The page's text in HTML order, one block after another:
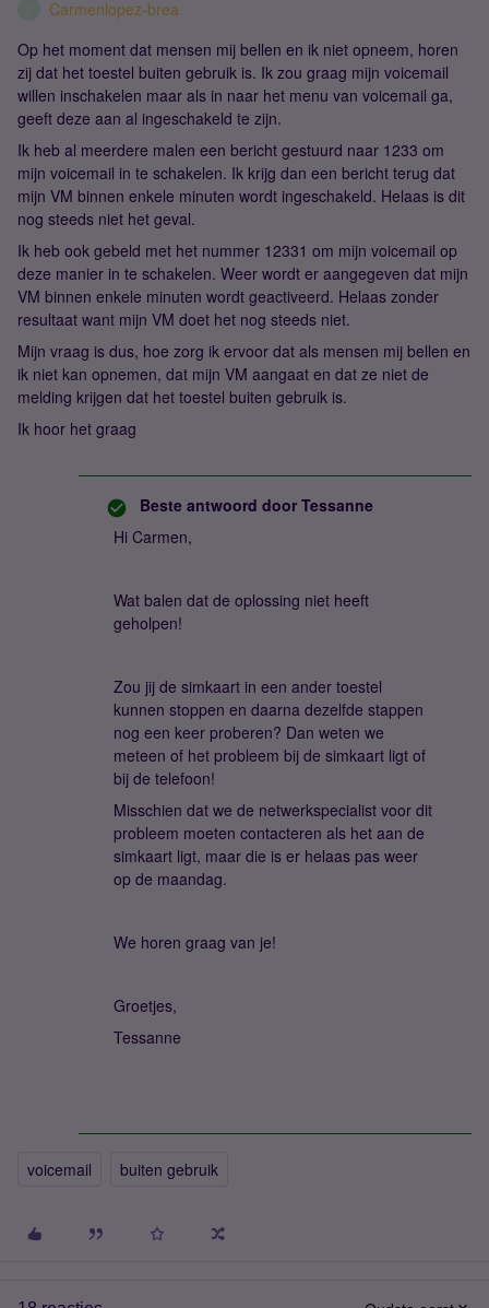
Carmenlopez-brea
Op het moment dat mensen mij bellen en ik niet opneem, horen
zij dat het toestel buiten gebruik is. Ik zou graag mijn voicemail
willen inschakelen maar als in naar het menu van voicemail ga,
geeft deze aan al ingeschakeld te zijn.
Ik heb al meerdere malen een bericht gestuurd naar 1233 om
mijn voicemail in te schakelen. Ik krijg dan een bericht terug dat
mijn VM binnen enkele minuten wordt ingeschakeld. Helaas is dit
nog steeds niet het geval.
Ik heb ook gebeld met het nummer 12331 om mijn voicemail op
deze manier in te schakelen. Weer wordt er aangegeven dat mijn
VM binnen enkele minuten wordt geactiveerd. Helaas zonder
resultaat want mijn VM doet het nog steeds niet.
Mijn vraag is dus, hoe zorg ik ervoor dat als mensen mij bellen en
ik niet kan opnemen, dat mijn VM aangaat en dat ze niet de
melding krijgen dat het toestel buiten gebruik is.
Ik hoor het graag
Beste antwoord door Tessanne
Hi Carmen,
Wat balen dat de oplossing niet heeft
geholpen!
Zou jij de simkaart in een ander toestel
kunnen stoppen en daarna dezelfde stappen
nog een keer proberen? Dan weten we
meteen of het probleem bij de simkaart ligt of
bij de telefoon!
Misschien dat we de netwerkspecialist voor dit
probleem moeten contacteren als het aan de
simkaart ligt, maar die is er helaas pas weer
op de maandag.
We horen graag van je!
Groetjes,
Tessanne
voicemail buiten gebruik